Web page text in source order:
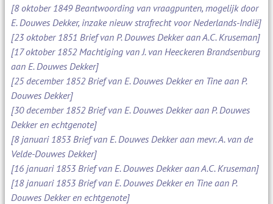
[8 oktober 1849 Beantwoording van vraagpunten, mogelijk door
E. Douwes Dekker, inzake nieuw strafrecht voor Nederlands-Indië]
[23 oktober 1851 Brief van P. Douwes Dekker aan A.C. Kruseman]
[17 oktober 1852 Machtiging van J. van Heeckeren Brandsenburg
aan E. Douwes Dekker]
[25 december 1852 Brief van E. Douwes Dekker en Tine aan P.
Douwes Dekker]
[30 december 1852 Brief van E. Douwes Dekker aan P. Douwes
Dekker en echtgenote]
[8 januari 1853 Brief van E. Douwes Dekker aan mevr. A. van de
Velde-Douwes Dekker]
[16 januari 1853 Brief van E. Douwes Dekker aan A.C. Kruseman]
[18 januari 1853 Brief van E. Douwes Dekker en Tine aan P.
Douwes Dekker en echtgenote]